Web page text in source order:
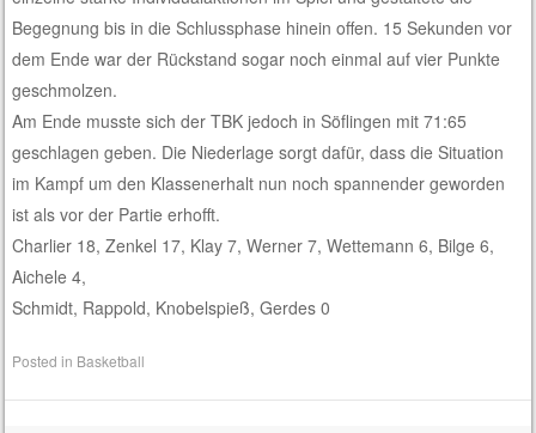
Begegnung bis in die Schlussphase hinein offen. 15 Sekunden vor
dem Ende war der Rückstand sogar noch einmal auf vier Punkte
geschmolzen.
Am Ende musste sich der TBK jedoch in Söflingen mit 71:65
geschlagen geben. Die Niederlage sorgt dafür, dass die Situation
im Kampf um den Klassenerhalt nun noch spannender geworden
ist als vor der Partie erhofft.
Charlier 18, Zenkel 17, Klay 7, Werner 7, Wettemann 6, Bilge 6,
Aichele 4,
Schmidt, Rappold, Knobelspieß, Gerdes 0
Posted in Basketball